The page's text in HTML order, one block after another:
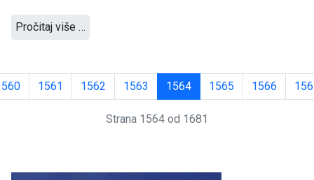
Pročitaj više …
1561 1562 1563 1564 1565 1566
Strana 1564 od 1681